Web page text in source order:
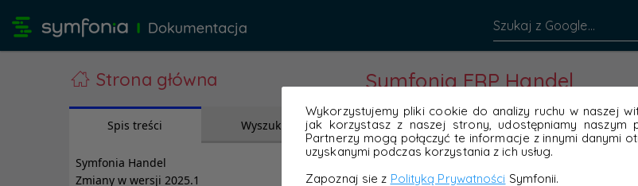
Wykorzystujemy pliki cookie do analizy ruchu w naszej
jak korzystasz z naszej strony, udostępniamy naszym
Partnerzy mogą połączyć te informacje z innymi danymi
uzyskanymi podczas korzystania z ich usług.
Zapoznaj sie z Polityką Prywatności Symfonii.
Strona główna Symfonia ERP Handel